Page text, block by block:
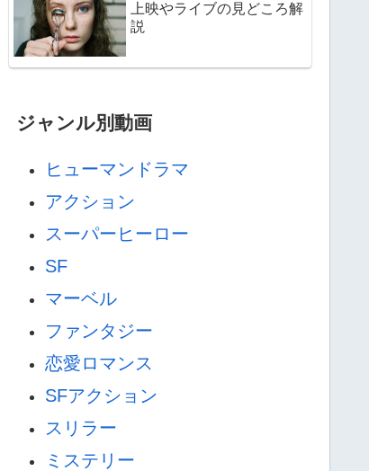
上映やライブの見どころ解
説
ジャンル別動画
ヒューマンドラマ
アクション
スーパーヒーロー
SF
マーベル
ファンタジー
恋愛ロマンス
SFアクション
スリラー
ミステリー